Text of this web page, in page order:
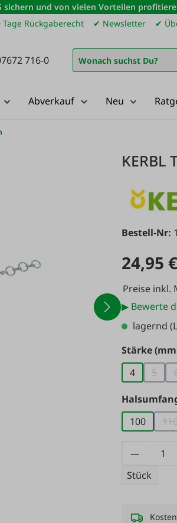
sichern und von vielen Vorteilen
Rückgaberecht ✔ Newsletter ✔
716-0
Abverkauf Neu
Bestell-Nr:
24,95 €
Preise inkl.
▶ Bewerte
lagernd
Stärke
4
5
100
Stück